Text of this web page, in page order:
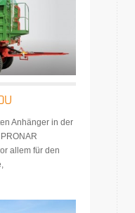
Anhänger in der
allem für den